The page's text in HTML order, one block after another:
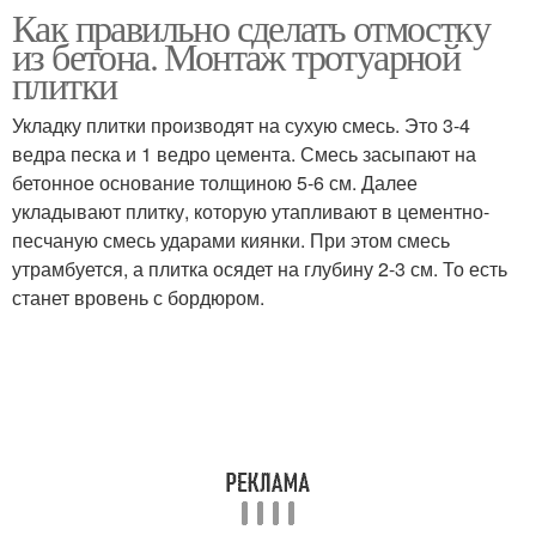
Простая отмостка Бюджетная отмостка
Бетонная отмостка
Отмостки от
разрушения
Отмостка по технологии
Как правильно сделать отмостку
из бетона. Монтаж тротуарной
плитки
Укладку плитки производят на сухую смесь. Это 3-4
ведра песка и 1 ведро цемента. Смесь засыпают на
бетонное основание толщиною 5-6 см. Далее
укладывают плитку, которую утапливают в цементно-
песчаную смесь ударами киянки. При этом смесь
утрамбуется, а плитка осядет на глубину 2-3 см. То есть
станет вровень с бордюром.